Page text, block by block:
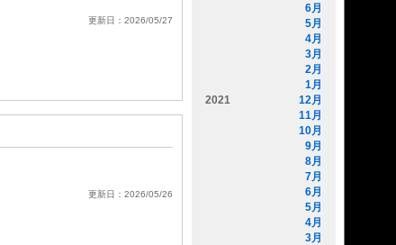
更新日：2026/05/27
更新日：2026/05/26
6月
5月
4月
3月
2月
1月
2021
12月
11月
10月
9月
8月
7月
6月
5月
4月
3月